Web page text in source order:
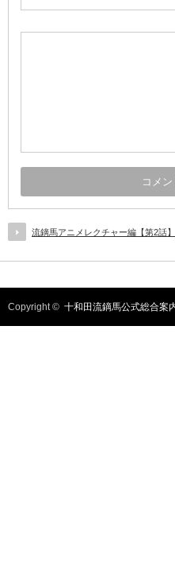
流鏑馬アニメレクチャー編【第2話】
Copyright © 十和田流鏑馬公式総合案